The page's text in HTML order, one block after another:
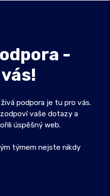
-
podpora je tu pro vás.
vaše dotazy a
úspěšný web.
týmem nejste nikdy